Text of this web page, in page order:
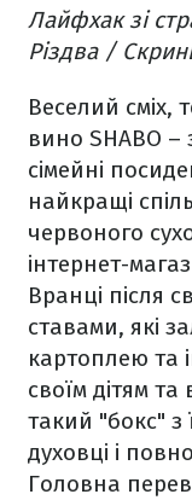
Лайфхак зі
Різдва /
Веселий сміх,
вино SHABO –
сімейні
найкращі
червоного
інтернет-
Вранці після
ставами, які
картоплею та
своїм дітям
такий "бокс" з
духовці і
Головна